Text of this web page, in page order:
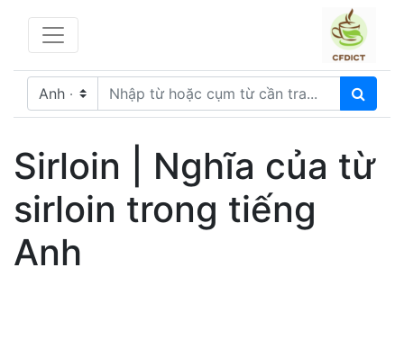
Sirloin | Nghĩa của từ
sirloin trong tiếng
Anh